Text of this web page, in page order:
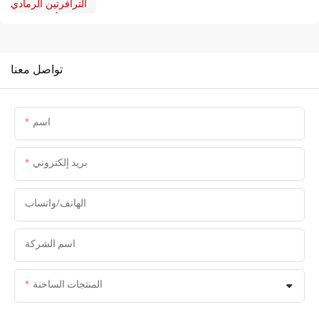
تواصل معنا
اسم
بريد إلكتروني
الهاتف/واتساب
اسم الشركة
المنتجات الساخنة